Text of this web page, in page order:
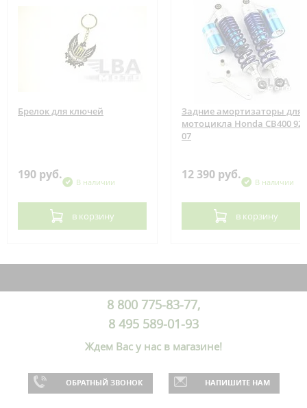
Брелок для ключей
190 руб.
В наличии
в корзину
Задние амортизаторы для
мотоцикла Honda CB400 92-
07
12 390 руб.
В наличии
в корзину
8 800 775-83-77,
8 495 589-01-93
Ждем Вас у нас в магазине!
ОБРАТНЫЙ ЗВОНОК НАПИШИТЕ НАМ